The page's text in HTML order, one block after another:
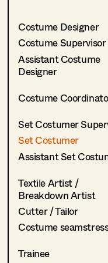
Costume Designer
Costume Supervisor
Assistant Costume
Designer
Costume
Set Costumer
Set Costumer
Assistant Set
Textile Artist /
Breakdown Artist
Cutter / Tailor
Costume
Trainee